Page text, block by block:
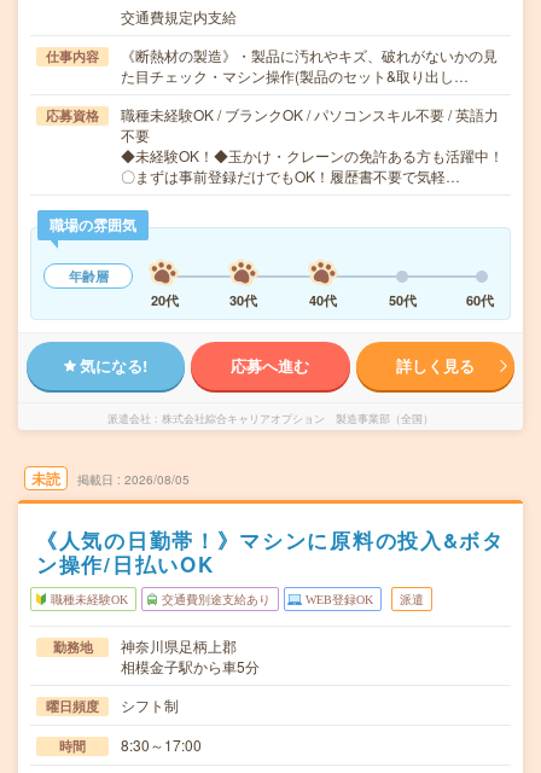
交通費規定内支給
仕事内容
《断熱材の製造》・製品に汚れやキズ、破れがないかの見
た目チェック・マシン操作(製品のセット&取り出し…
応募資格
職種未経験OK / ブランクOK / パソコンスキル不要 / 英語力
不要
◆未経験OK！◆玉かけ・クレーンの免許ある方も活躍中！
〇まずは事前登録だけでもOK！履歴書不要で気軽…
職場の雰囲気
年齢層
20代
30代 40代 50代 60代
気になる! 応募へ進む 詳しく見る
派遣会社 株式会社綜合キャリアオプション 製造事業部（全国）
未読 掲載日 2026/08/05
《人気の日勤帯！》マシンに原料の投入&ボタ
ン操作/日払いOK
職種未経験OK 交通費別途支給あり WEB登録OK 派遣
勤務地
神奈川県足柄上郡
相模金子駅から車5分
曜日頻度 シフト制
時間 8:30～17:00